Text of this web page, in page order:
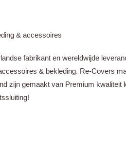
& accessoires
fabrikant en wereldwijde
& bekleding. Re-Covers
zijn gemaakt van Premium kwaliteit